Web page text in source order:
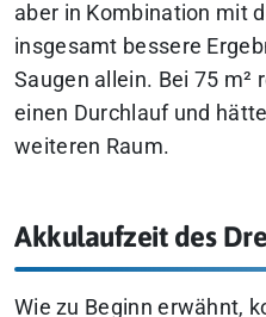
aber in Kombination mit
insgesamt bessere
Saugen allein. Bei 75 m²
einen Durchlauf und
weiteren Raum.
Akkulaufzeit des
Wie zu Beginn erwähnt,